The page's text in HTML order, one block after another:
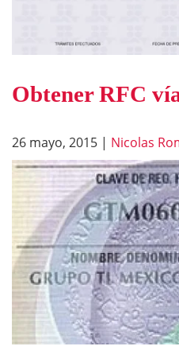
Obtener RFC
26 mayo, 2015 | Nicolas